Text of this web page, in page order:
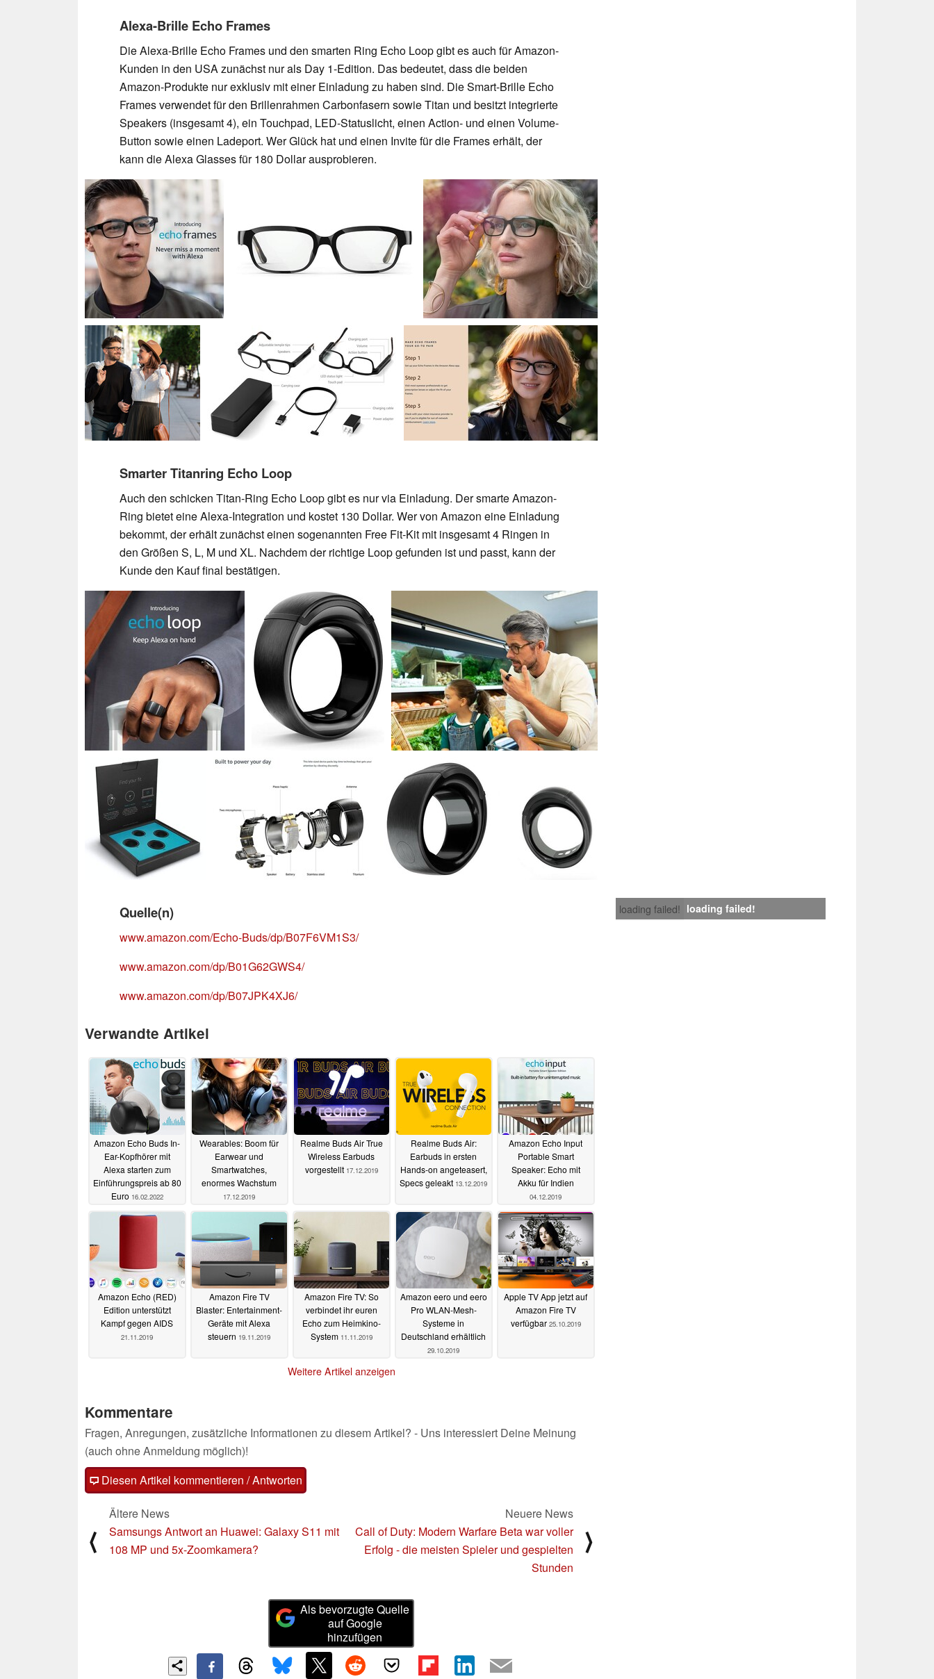
Alexa-Brille Echo Frames
Die Alexa-Brille Echo Frames und den smarten Ring Echo Loop gibt es auch für Amazon-
Kunden in den USA zunächst nur als Day 1-Edition. Das bedeutet, dass die beiden
Amazon-Produkte nur exklusiv mit einer Einladung zu haben sind. Die Smart-Brille Echo
Frames verwendet für den Brillenrahmen Carbonfasern sowie Titan und besitzt integrierte
Speakers (insgesamt 4), ein Touchpad, LED-Statuslicht, einen Action- und einen Volume-
Button sowie einen Ladeport. Wer Glück hat und einen Invite für die Frames erhält, der
kann die Alexa Glasses für 180 Dollar ausprobieren.
Smarter Titanring Echo Loop
Auch den schicken Titan-Ring Echo Loop gibt es nur via Einladung. Der smarte Amazon-
Ring bietet eine Alexa-Integration und kostet 130 Dollar. Wer von Amazon eine Einladung
bekommt, der erhält zunächst einen sogenannten Free Fit-Kit mit insgesamt 4 Ringen in
den Größen S, L, M und XL. Nachdem der richtige Loop gefunden ist und passt, kann der
Kunde den Kauf final bestätigen.
loading failed! loading failed!
Quelle(n)
www.amazon.com/Echo-Buds/dp/B07F6VM1S3/
www.amazon.com/dp/B01G62GWS4/
www.amazon.com/dp/B07JPK4XJ6/
Verwandte Artikel
Amazon Echo Buds In-
Ear-Kopfhörer mit
Alexa starten zum
Einführungspreis ab 80
Euro 16.02.2022
Wearables: Boom für
Earwear und
Smartwatches,
enormes Wachstum
17.12.2019
Realme Buds Air True
Wireless Earbuds
vorgestellt 17.12.2019
Realme Buds Air:
Earbuds in ersten
Hands-on angeteasert,
Specs geleakt 13.12.2019
Amazon Echo Input
Portable Smart
Speaker: Echo mit
Akku für Indien
04.12.2019
Amazon Echo (RED)
Edition unterstützt
Kampf gegen AIDS
21.11.2019
Amazon Fire TV
Blaster: Entertainment-
Geräte mit Alexa
steuern 19.11.2019
Amazon Fire TV: So
verbindet ihr euren
Echo zum Heimkino-
System 11.11.2019
Amazon eero und eero
Pro WLAN-Mesh-
Systeme in
Deutschland erhältlich
29.10.2019
Apple TV App jetzt auf
Amazon Fire TV
verfügbar 25.10.2019
Weitere Artikel anzeigen
Kommentare
Fragen, Anregungen, zusätzliche Informationen zu diesem Artikel? - Uns interessiert Deine Meinung
(auch ohne Anmeldung möglich)!
Diesen Artikel kommentieren / Antworten
⟨
Ältere News
Samsungs Antwort an Huawei: Galaxy S11 mit
108 MP und 5x-Zoomkamera?
Neuere News
Call of Duty: Modern Warfare Beta war voller
Erfolg - die meisten Spieler und gespielten
Stunden
⟩
Als bevorzugte Quelle
auf Google
hinzufügen